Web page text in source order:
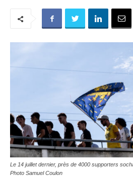
Le 14 juillet dernier, près de 4000 supporters
Photo Samuel Coulon